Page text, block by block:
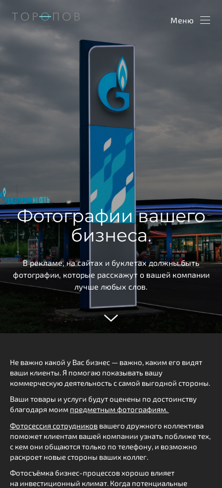
Меню
Фотографии вашего
бизнеса.
В рекламе, на сайтах и буклетах должны быть
фотографии, которые расскажут о вашей компании
лучше любых слов.
Не важно какой у Вас бизнес — важно, каким его видят
ваши клиенты. Я помогаю показывать вашу
коммерческую деятельность с самой выгодной стороны.
Ваши товары и услуги будут оценены по достоинству
благодаря моим предметным фотографиям.
Фотосессия сотрудников вашего дружного коллектива
поможет клиентам вашей компании узнать поближе тех,
с кем они общаются только по телефону, и возможно
раскроет новые стороны ваших коллег.
Фотосъёмка бизнес-процессов хорошо влияет
на инвестиционный климат. Когда потенциальные